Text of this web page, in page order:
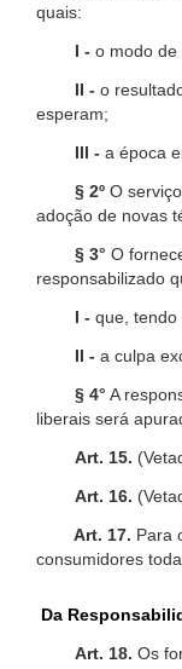
quais:
I - o modo de
II - o
esperam;
III - a época
§ 2º O
adoção de novas
§ 3° O
responsabilizado
I - que, tendo
II - a culpa
§ 4° A
liberais será
Art. 15.
Art. 16.
Art. 17. Para
consumidores
Da
Art. 18. Os